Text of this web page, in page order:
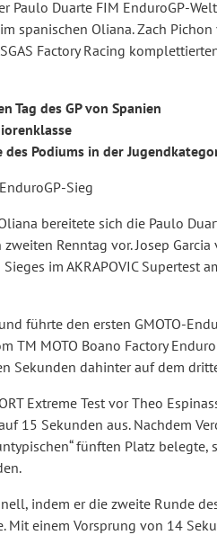
Paulo Duarte FIM EnduroGP-
spanischen Oliana. Zach
Factory Racing
Tag des GP von Spanien
Podiums in der
Sieg
bereitete sich die Paulo
Renntag vor. Josep Garcia
im AKRAPOVIC Supertest
führte den ersten GMOTO-
TM MOTO Boano Factory
Sekunden dahinter auf dem
Extreme Test vor Theo
15 Sekunden aus. Nachdem
fünften Platz belegte,
indem er die zweite Runde
einem Vorsprung von 14